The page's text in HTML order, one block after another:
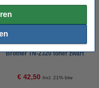
123inkt huismerk vervangt
Brother TN-2320 toner zwart
€ 42,50 Incl. 21% btw